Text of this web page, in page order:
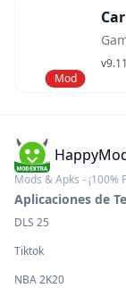
Mod
Mods & Apks - ¡100%
Aplicaciones de
DLS 25
Tiktok
NBA 2K20